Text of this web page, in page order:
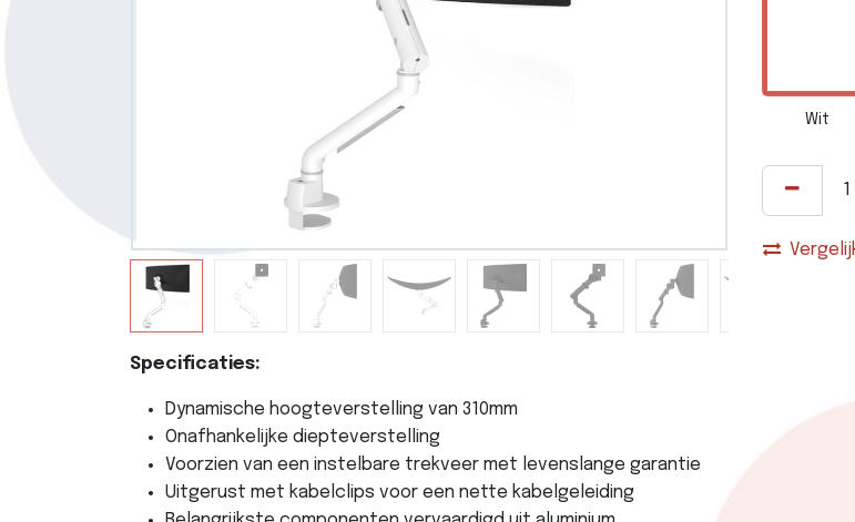
Specificaties:
Dynamische hoogteverstelling van 310mm
Onafhankelijke diepteverstelling
Voorzien van een instelbare trekveer met levenslange garantie
Uitgerust met kabelclips voor een nette kabelgeleiding
Wit